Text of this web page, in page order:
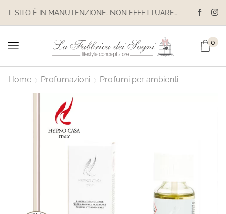
IL SITO È IN MANUTENZIONE. NON EFFETTUARE ACQUISTI. LE SPEDIZIONI SONO SOSPESE
0
Home Profumazioni Profumi per ambienti